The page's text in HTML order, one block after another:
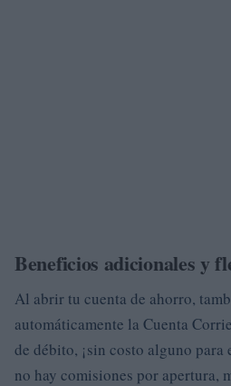
Beneficios adicionales y
Al abrir tu cuenta de ahorro,
automáticamente la Cuenta
de débito, ¡sin costo alguno
no hay comisiones por apertura,